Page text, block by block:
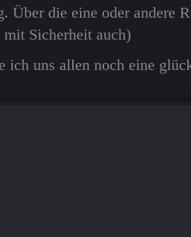
Über die eine oder andere
Sicherheit auch)
ich uns allen noch eine